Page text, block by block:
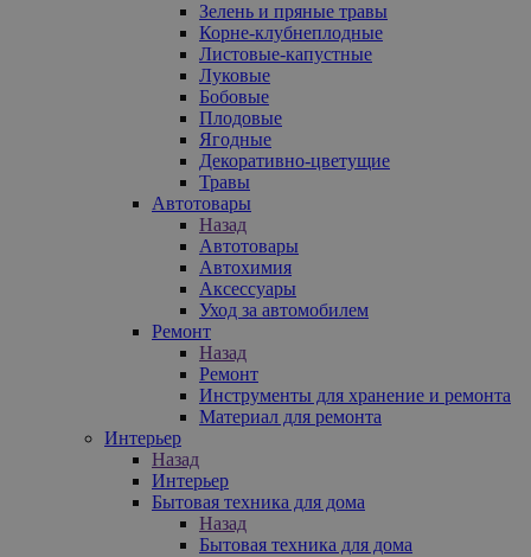
Зелень и пряные травы
Корне-клубнеплодные
Листовые-капустные
Луковые
Бобовые
Плодовые
Ягодные
Декоративно-цветущие
Травы
Автотовары
Назад
Автотовары
Автохимия
Аксессуары
Уход за автомобилем
Ремонт
Назад
Ремонт
Инструменты для хранение и ремонта
Материал для ремонта
Интерьер
Назад
Интерьер
Бытовая техника для дома
Назад
Бытовая техника для дома